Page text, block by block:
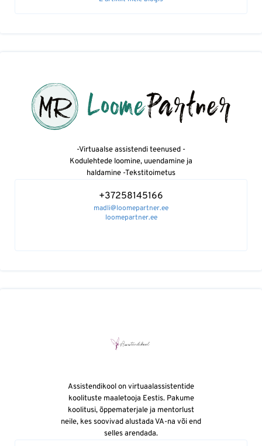
-Virtuaalse assistendi teenused -
Kodulehtede loomine, uuendamine ja
haldamine -Tekstitoimetus
+37258145166
madli@loomepartner.ee
loomepartner.ee
Assistendikool on virtuaalassistentide
koolituste maaletooja Eestis. Pakume
koolitusi, õppematerjale ja mentorlust
neile, kes soovivad alustada VA-na või end
selles arendada.